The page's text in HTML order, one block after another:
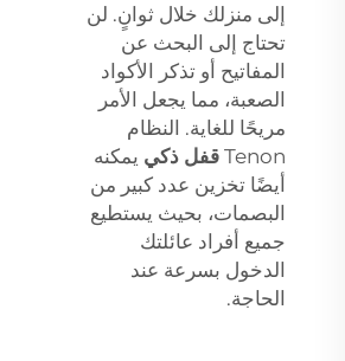
إلى منزلك خلال ثوانٍ. لن
تحتاج إلى البحث عن
المفاتيح أو تذكر الأكواد
الصعبة، مما يجعل الأمر
مريحًا للغاية. النظام
Tenon قفل ذكي يمكنه
أيضًا تخزين عدد كبير من
البصمات، بحيث يستطيع
جميع أفراد عائلتك
الدخول بسرعة عند
الحاجة.